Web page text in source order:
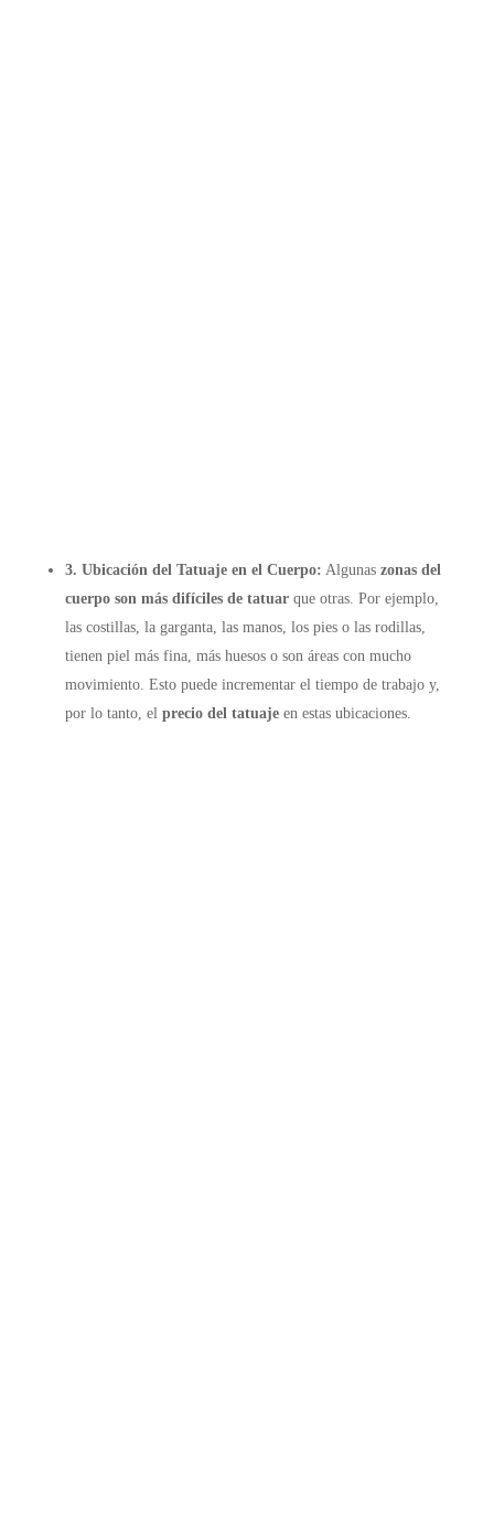
3. Ubicación del Tatuaje en el Cuerpo: Algunas zonas del
cuerpo son más difíciles de tatuarque otras. Por ejemplo,
las costillas, la garganta, las manos, los pies o las rodillas,
tienen piel más fina, más huesos o son áreas con mucho
movimiento. Esto puede incrementar el tiempo de trabajo y,
por lo tanto, el precio del tatuajeen estas ubicaciones.